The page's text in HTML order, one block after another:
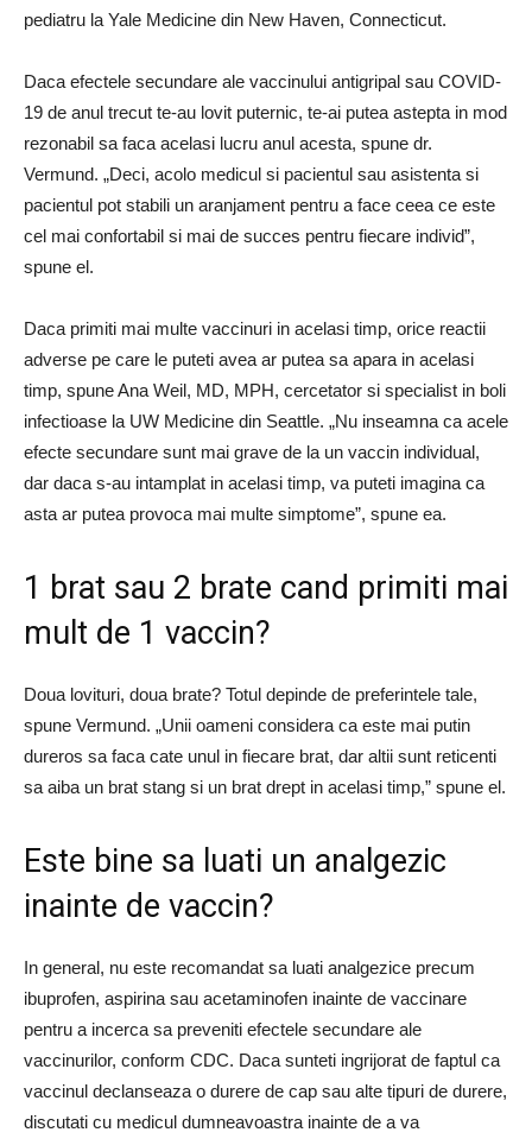
pediatru la Yale Medicine din New Haven, Connecticut.
Daca efectele secundare ale vaccinului antigripal sau COVID-
19 de anul trecut te-au lovit puternic, te-ai putea astepta in mod
rezonabil sa faca acelasi lucru anul acesta, spune dr.
Vermund. „Deci, acolo medicul si pacientul sau asistenta si
pacientul pot stabili un aranjament pentru a face ceea ce este
cel mai confortabil si mai de succes pentru fiecare individ”,
spune el.
Daca primiti mai multe vaccinuri in acelasi timp, orice reactii
adverse pe care le puteti avea ar putea sa apara in acelasi
timp, spune Ana Weil, MD, MPH, cercetator si specialist in boli
infectioase la UW Medicine din Seattle. „Nu inseamna ca acele
efecte secundare sunt mai grave de la un vaccin individual,
dar daca s-au intamplat in acelasi timp, va puteti imagina ca
asta ar putea provoca mai multe simptome”, spune ea.
1 brat sau 2 brate cand primiti mai
mult de 1 vaccin?
Doua lovituri, doua brate? Totul depinde de preferintele tale,
spune Vermund. „Unii oameni considera ca este mai putin
dureros sa faca cate unul in fiecare brat, dar altii sunt reticenti
sa aiba un brat stang si un brat drept in acelasi timp,” spune el.
Este bine sa luati un analgezic
inainte de vaccin?
In general, nu este recomandat sa luati analgezice precum
ibuprofen, aspirina sau acetaminofen inainte de vaccinare
pentru a incerca sa preveniti efectele secundare ale
vaccinurilor, conform CDC. Daca sunteti ingrijorat de faptul ca
vaccinul declanseaza o durere de cap sau alte tipuri de durere,
discutati cu medicul dumneavoastra inainte de a va